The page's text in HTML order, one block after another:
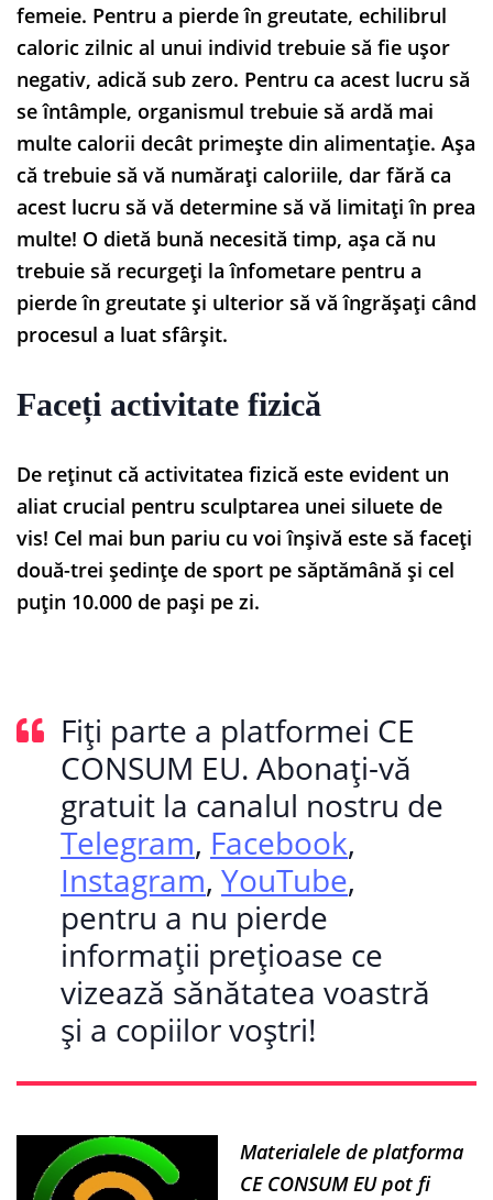
femeie. Pentru a pierde în greutate, echilibrul
caloric zilnic al unui individ trebuie să fie ușor
negativ, adică sub zero. Pentru ca acest lucru să
se întâmple, organismul trebuie să ardă mai
multe calorii decât primește din alimentație. Așa
că trebuie să vă numărați caloriile, dar fără ca
acest lucru să vă determine să vă limitați în prea
multe! O dietă bună necesită timp, așa că nu
trebuie să recurgeți la înfometare pentru a
pierde în greutate și ulterior să vă îngrășați când
procesul a luat sfârșit.
Faceți activitate fizică
De reținut că activitatea fizică este evident un
aliat crucial pentru sculptarea unei siluete de
vis! Cel mai bun pariu cu voi înșivă este să faceți
două-trei ședințe de sport pe săptămână și cel
puțin 10.000 de pași pe zi.
Fiți parte a platformei CE
CONSUM EU. Abonați-vă
gratuit la canalul nostru de
Telegram, Facebook,
Instagram, YouTube,
pentru a nu pierde
informații prețioase ce
vizează sănătatea voastră
și a copiilor voștri!
Materialele de platforma
CE CONSUM EU pot fi